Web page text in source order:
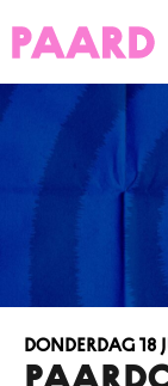
donderdag 18